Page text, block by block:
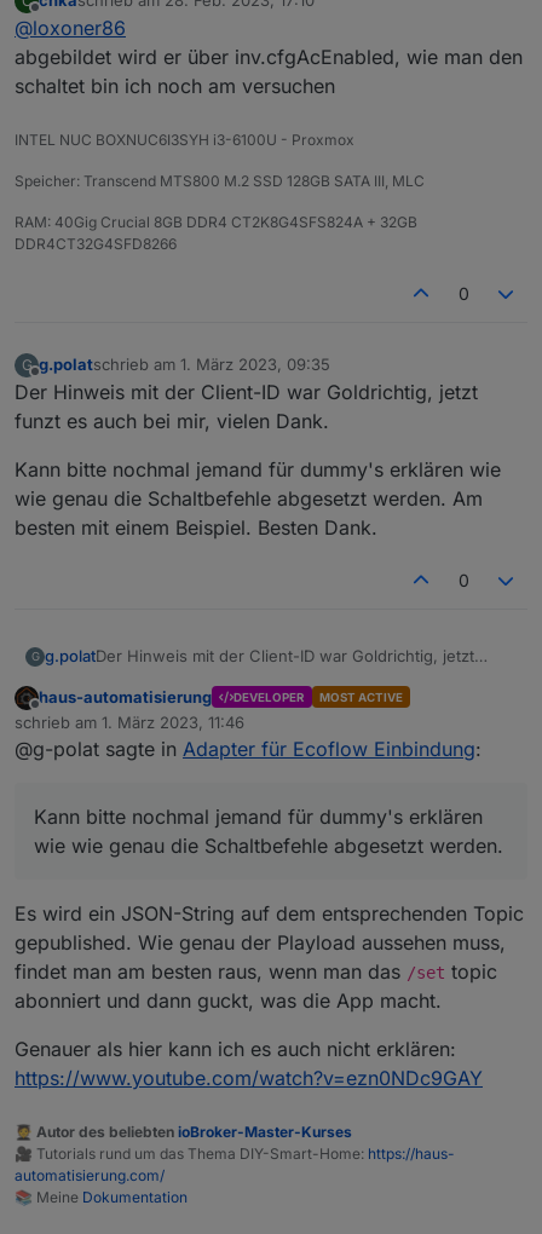
habe die Daten nun im ioBroker und kann zum
Jedoch kriege ich es nicht hin den AC Out
?
Zusätzlich möchte ich wissen ob es bei
verbundener Einspeisung der Ecoflow (230V AC)
möglich ist per Software die Entladung zu
Einspeisung physisch zu trennen ?
Offline zuletzt editiert von
@loxoner86
abgebildet wird er über inv.cfgAcEnabled, wie man den
schaltet bin ich noch am versuchen
INTEL NUC BOXNUC6I3SYH i3-6100U - Proxmox
Speicher: Transcend MTS800 M.2 SSD 128GB SATA III, MLC
RAM: 40Gig Crucial 8GB DDR4 CT2K8G4SFS824A + 32GB
DDR4CT32G4SFD8266
0
G
Offline
g.polatschrieb am 1. März 2023, 09:35
zuletzt editiert von
Der Hinweis mit der Client-ID war Goldrichtig, jetzt
funzt es auch bei mir, vielen Dank.
Kann bitte nochmal jemand für dummy's erklären wie
wie genau die Schaltbefehle abgesetzt werden. Am
besten mit einem Beispiel. Besten Dank.
0
G g.polatDer Hinweis mit der Client-ID war Goldrichtig, jetzt
Kann bitte nochmal jemand für dummy's erklären wie
wie genau die Schaltbefehle abgesetzt werden. Am
besten mit einem Beispiel. Besten Dank.
Offline
haus-automatisierung DEVELOPER MOST ACTIVE
schrieb am 1. März 2023, 11:46
zuletzt editiert von
@g-polat sagte in Adapter für Ecoflow Einbindung:
Kann bitte nochmal jemand für dummy's erklären
wie wie genau die Schaltbefehle abgesetzt werden.
Es wird ein JSON-String auf dem entsprechenden Topic
gepublished. Wie genau der Playload aussehen muss,
findet man am besten raus, wenn man das /set topic
abonniert und dann guckt, was die App macht.
Genauer als hier kann ich es auch nicht erklären:
https://www.youtube.com/watch?v=ezn0NDc9GAY
🧑‍🎓 Autor des beliebten ioBroker-Master-Kurses
🎥 Tutorials rund um das Thema DIY-Smart-Home: https://haus-
automatisierung.com/
📚 Meine Dokumentation